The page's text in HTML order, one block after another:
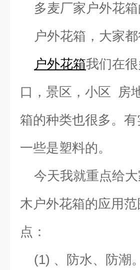
多麦厂家 户外花箱
户外花箱，大家都
户外花箱我们在
口，景区，小区 房
箱的种类也很多。
一些是塑料的。
今天我就重点给
木户外花箱的应用
点：
(1) 、防水、防潮